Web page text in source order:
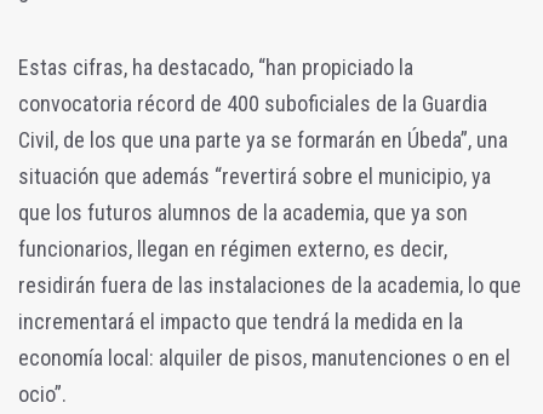
Estas cifras, ha destacado, “han propiciado la
convocatoria récord de 400 suboficiales de la Guardia
Civil, de los que una parte ya se formarán en Úbeda”, una
situación que además “revertirá sobre el municipio, ya
que los futuros alumnos de la academia, que ya son
funcionarios, llegan en régimen externo, es decir,
residirán fuera de las instalaciones de la academia, lo que
incrementará el impacto que tendrá la medida en la
economía local: alquiler de pisos, manutenciones o en el
ocio”.